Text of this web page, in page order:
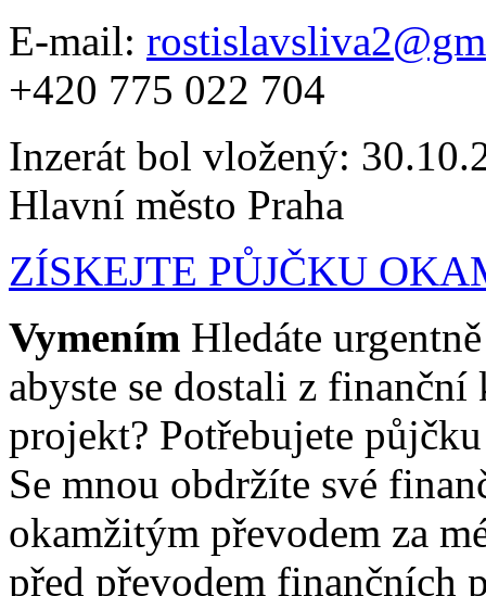
E-mail:
+420 775 022 704
Inzerát bol vložený:
Hlavní město Praha
ZÍSKEJTE PŮJČKU
Vymením Hledáte
abyste se dostali z
projekt? Potřebujete
Se mnou obdržíte své
okamžitým převodem za
před převodem finančních